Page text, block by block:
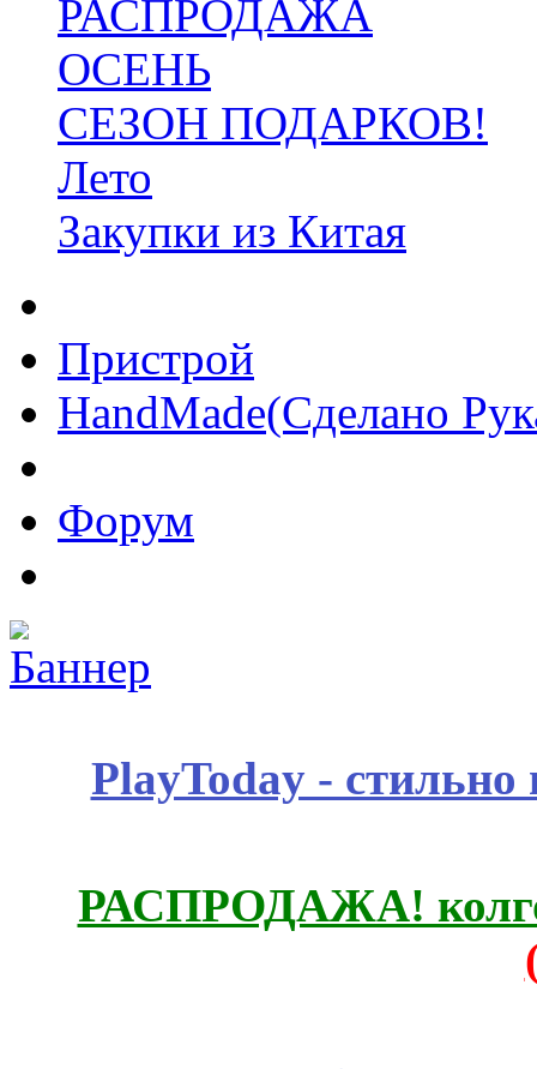
РАСПРОДАЖА
ОСЕНЬ
СЕЗОН ПОДАРКОВ!
Лето
Закупки из Китая
Пристрой
HandMade(Сделано
Форум
PlayToday -
РАСПРОДАЖА!